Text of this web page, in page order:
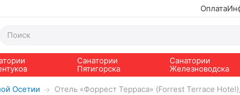
Оплата
Санатории
Пятигорска
Санатории
Железноводска
Осетии → Отель «Форрест Терраса» (Forrest Terrace